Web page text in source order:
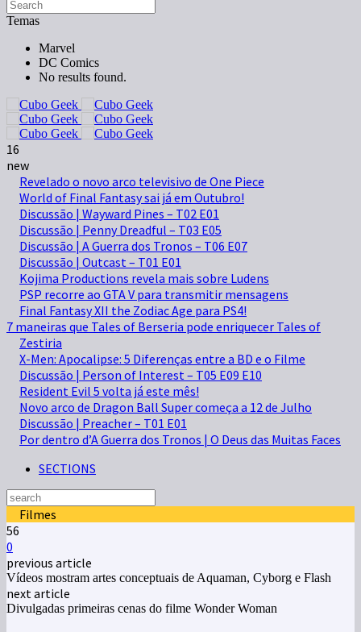
Temas
Marvel
DC Comics
No results found.
16
new
Revelado o novo arco televisivo de One Piece
World of Final Fantasy sai já em Outubro!
Discussão | Wayward Pines – T02 E01
Discussão | Penny Dreadful – T03 E05
Discussão | A Guerra dos Tronos – T06 E07
Discussão | Outcast – T01 E01
Kojima Productions revela mais sobre Ludens
PSP recorre ao GTA V para transmitir mensagens
Final Fantasy XII the Zodiac Age para PS4!
7 maneiras que Tales of Berseria pode enriquecer Tales of
Zestiria
X-Men: Apocalipse: 5 Diferenças entre a BD e o Filme
Discussão | Person of Interest – T05 E09 E10
Resident Evil 5 volta já este mês!
Novo arco de Dragon Ball Super começa a 12 de Julho
Discussão | Preacher – T01 E01
Por dentro d’A Guerra dos Tronos | O Deus das Muitas Faces
SECTIONS
Filmes
56
0
previous article
Vídeos mostram artes conceptuais de Aquaman, Cyborg e Flash
next article
Divulgadas primeiras cenas do filme Wonder Woman